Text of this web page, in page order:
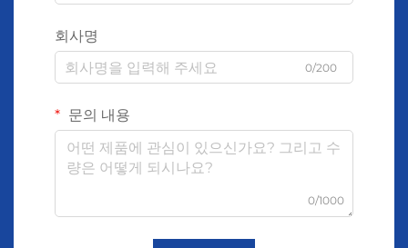
회사명
0/200
문의 내용
0/1000